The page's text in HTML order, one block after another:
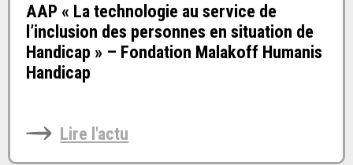
AAP « La technologie au service de
l’inclusion des personnes en situation de
Handicap » – Fondation Malakoff Humanis
Handicap
Lire l'actu